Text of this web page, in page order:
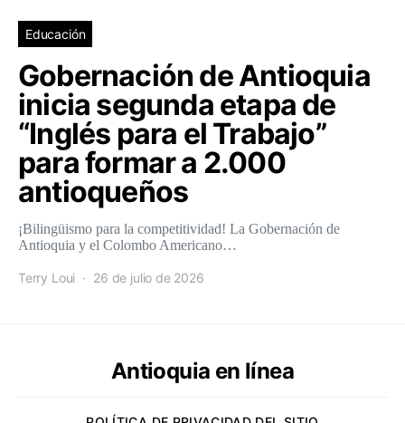
Educación
Gobernación de Antioquia
inicia segunda etapa de
“Inglés para el Trabajo”
para formar a 2.000
antioqueños
¡Bilingüismo para la competitividad! La Gobernación de
Antioquia y el Colombo Americano…
Terry Loui 26 de julio de 2026
Antioquia en línea